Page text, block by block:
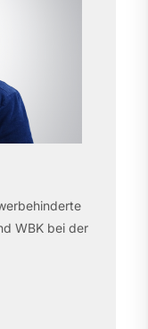
WBK bei der